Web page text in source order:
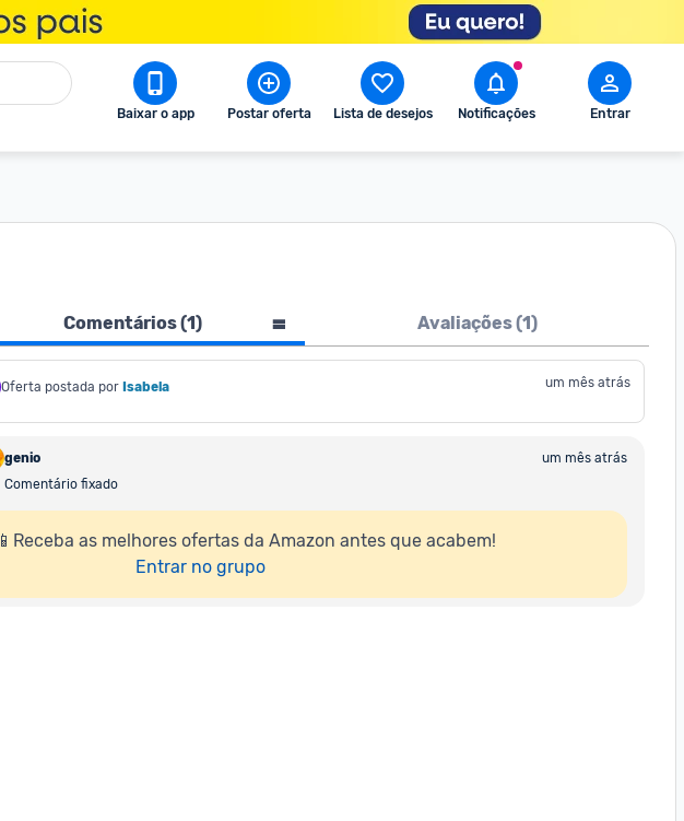
Baixar o app Postar oferta Lista de desejos Notificações Entrar
Comentários (1) Avaliações (1)
Oferta postada por Isabela um mês atrás
genio
um mês atrás
Comentário fixado
📱Receba as melhores ofertas da Amazon antes que acabem!
Entrar no grupo